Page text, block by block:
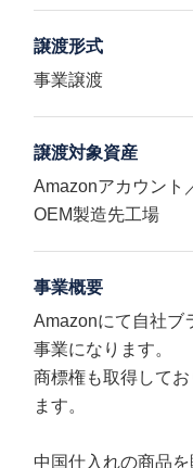
譲渡形式
事業譲渡
譲渡対象資産
Amazonアカウント
OEM製造先工場
事業概要
Amazonにて自社ブ
事業になります。
商標権も取得して
ます。
中国仕入れの商品